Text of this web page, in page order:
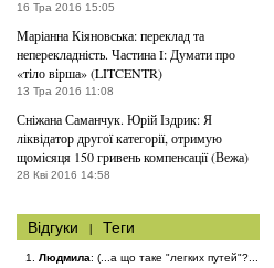
16 Тра 2016 15:05
Маріанна Кіяновська: переклад та
неперекладність. Частина I: Думати про
«тіло вірша» (LITCENTR)
13 Тра 2016 11:08
Сніжана Саманчук. Юрій Іздрик: Я
ліквідатор другої категорії, отримую
щомісяця 150 гривень компенсації (Вежа)
28 Кві 2016 14:58
Відгуки | Теги
Людмила: (...а що таке "легких путей"?...